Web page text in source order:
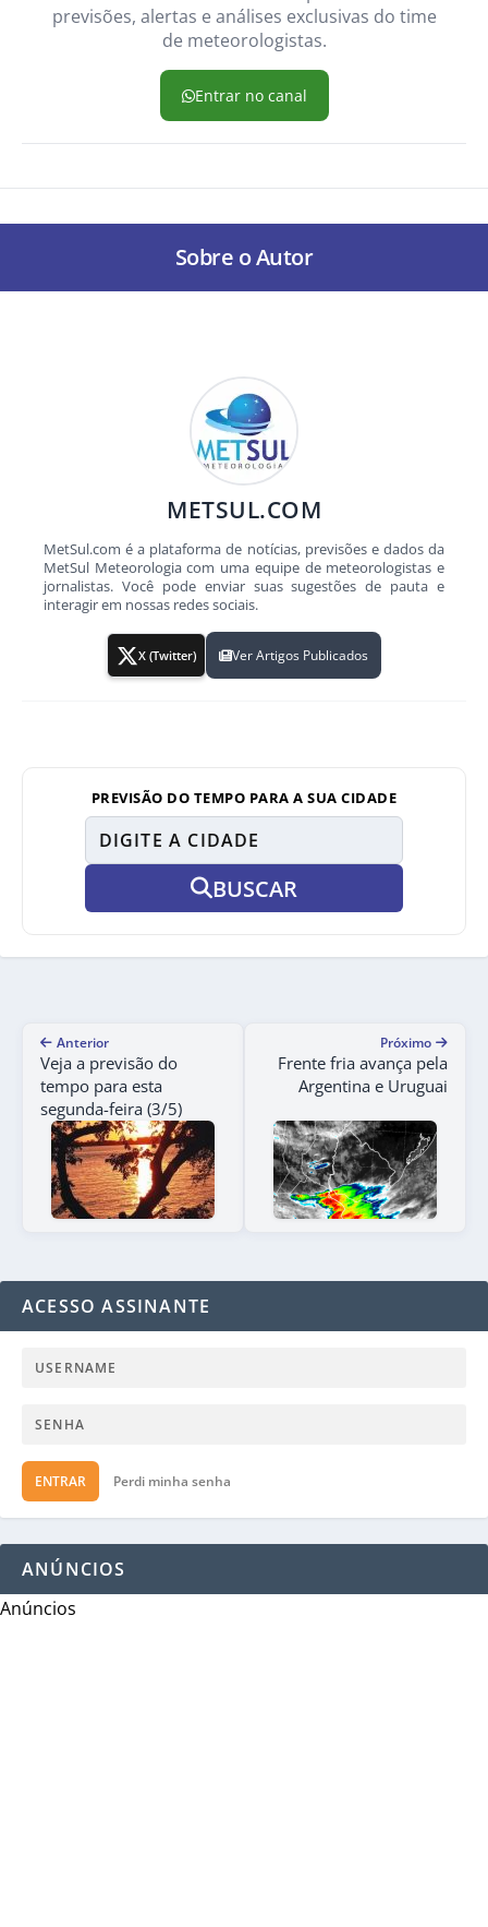
previsões, alertas e análises exclusivas do time
de meteorologistas.
Entrar no canal
Sobre o Autor
METSUL.COM
MetSul.com é a plataforma de notícias, previsões e dados da
MetSul Meteorologia com uma equipe de meteorologistas e
jornalistas. Você pode enviar suas sugestões de pauta e
interagir em nossas redes sociais.
X (Twitter) Ver Artigos Publicados
PREVISÃO DO TEMPO PARA A SUA CIDADE
BUSCAR
Anterior
Veja a previsão do
tempo para esta
segunda-feira (3/5)
Próximo
Frente fria avança pela
Argentina e Uruguai
ACESSO ASSINANTE
ENTRAR Perdi minha senha
ANÚNCIOS
Anúncios